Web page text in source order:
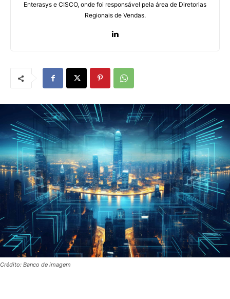
Enterasys e CISCO, onde foi responsável pela área de Diretorias
Regionais de Vendas.
Crédito: Banco de imagem